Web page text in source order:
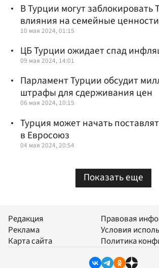
В Турции могут заблокировать
влияния на семейные ценности
10 мая 2024, 01:15
ЦБ Турции ожидает спад
09 мая 2024, 14:01
Парламент Турции обсудит
штрафы для сдерживания цен
06 мая 2024, 10:15
Турция может начать
в Евросоюз
04 мая 2024, 20:54
Показать еще
Редакция
Реклама
Карта сайта
Правовая
Условия
Политика